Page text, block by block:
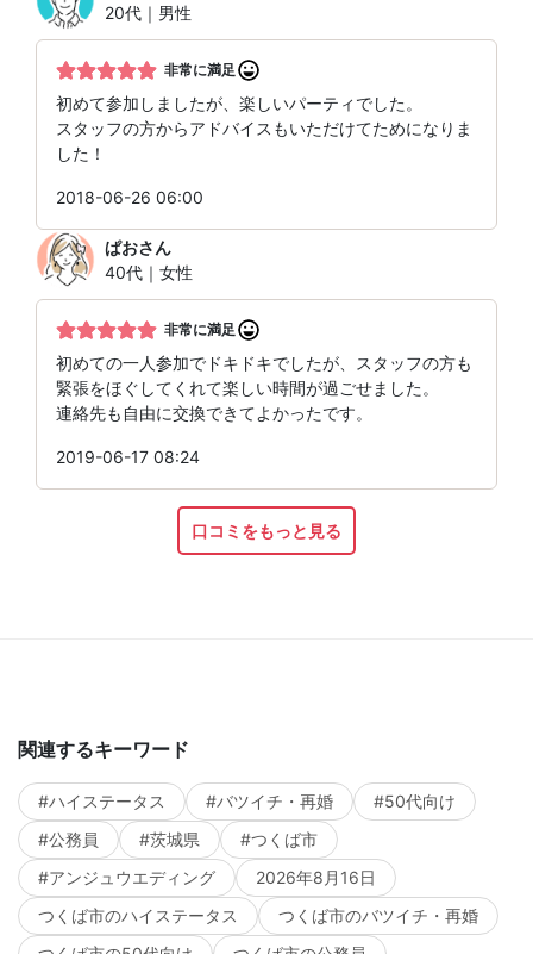
20代｜男性
非常に満足
初めて参加しましたが、楽しいパーティでした。
スタッフの方からアドバイスもいただけてためになりま
した！
2018-06-26 06:00
ぱおさん
40代｜女性
非常に満足
初めての一人参加でドキドキでしたが、スタッフの方も
緊張をほぐしてくれて楽しい時間が過ごせました。
連絡先も自由に交換できてよかったです。
2019-06-17 08:24
口コミをもっと見る
関連するキーワード
#ハイステータス #バツイチ・再婚
#50代向け
#公務員
#茨城県
#つくば市
#アンジュウエディング
2026年8月16日
つくば市のハイステータス
つくば市のバツイチ・再婚